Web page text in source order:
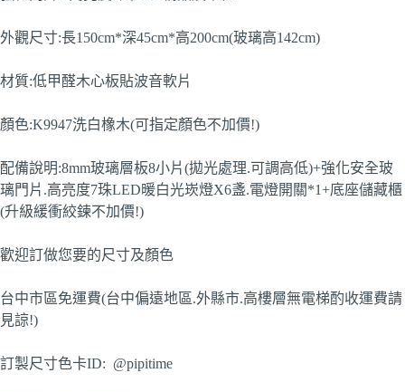
外觀尺寸:長150cm*深45cm*高200cm(玻璃高142cm)
材質:低甲醛木心板貼波音軟片
顏色:K9947洗白橡木(可指定顏色不加價!)
配備說明:8mm玻璃層板8小片(拋光處理.可調高低)+強化安全玻
璃門片.高亮度7珠LED暖白光崁燈X6盞.電燈開關*1+底座儲藏櫃
(升級緩衝絞鍊不加價!)
歡迎訂做您要的尺寸及顏色
台中市區免運費(台中偏遠地區.外縣市.高樓層無電梯酌收運費請
見諒!)
訂製尺寸色卡ID: @pipitime